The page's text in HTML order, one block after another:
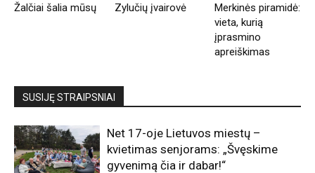
Žalčiai šalia mūsų Zylučių įvairovė
Merkinės piramidė:
vieta, kurią
įprasmino
apreiškimas
SUSIJĘ STRAIPSNIAI
Net 17-oje Lietuvos miestų –
kvietimas senjorams: „Švęskime
gyvenimą čia ir dabar!“